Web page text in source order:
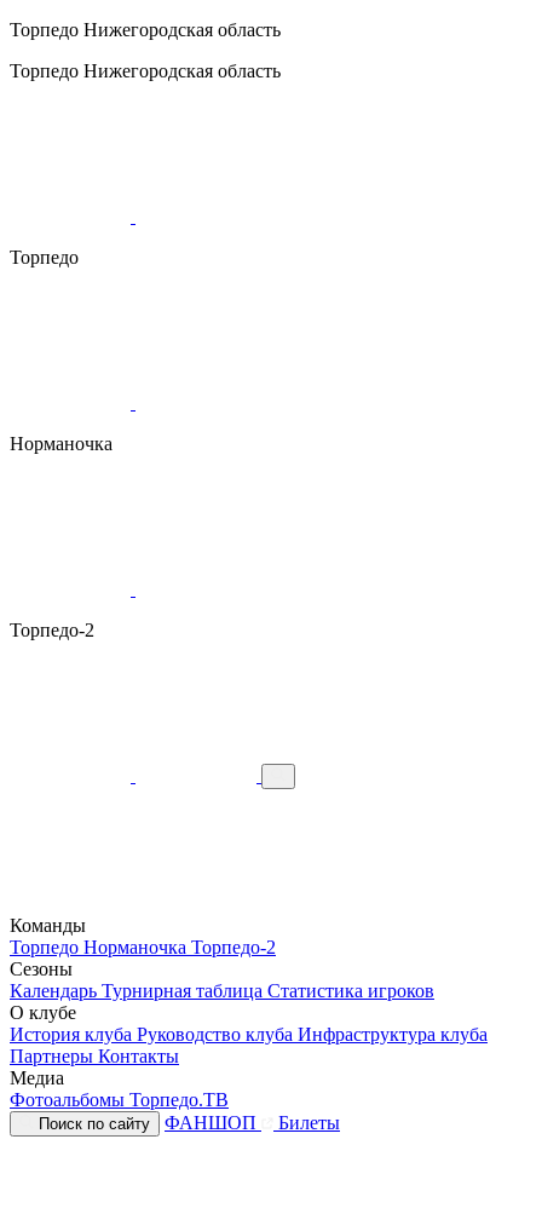
Торпедо Нижегородская область
Торпедо Нижегородская область
Торпедо
Норманочка
Торпедо-2
Команды
Торпедо Норманочка Торпедо-2
Сезоны
Календарь Турнирная таблица Статистика игроков
О клубе
История клуба Руководство клуба Инфраструктура клуба
Партнеры Контакты
Медиа
Фотоальбомы Торпедо.ТВ
Поиск по сайту ФАНШОП Билеты